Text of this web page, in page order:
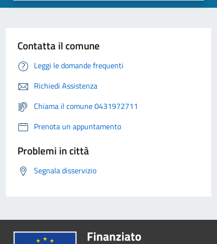
Contatta il comune
Leggi le domande frequenti
Richiedi Assistenza
Chiama il comune 0431972711
Prenota un appuntamento
Problemi in città
Segnala disservizio